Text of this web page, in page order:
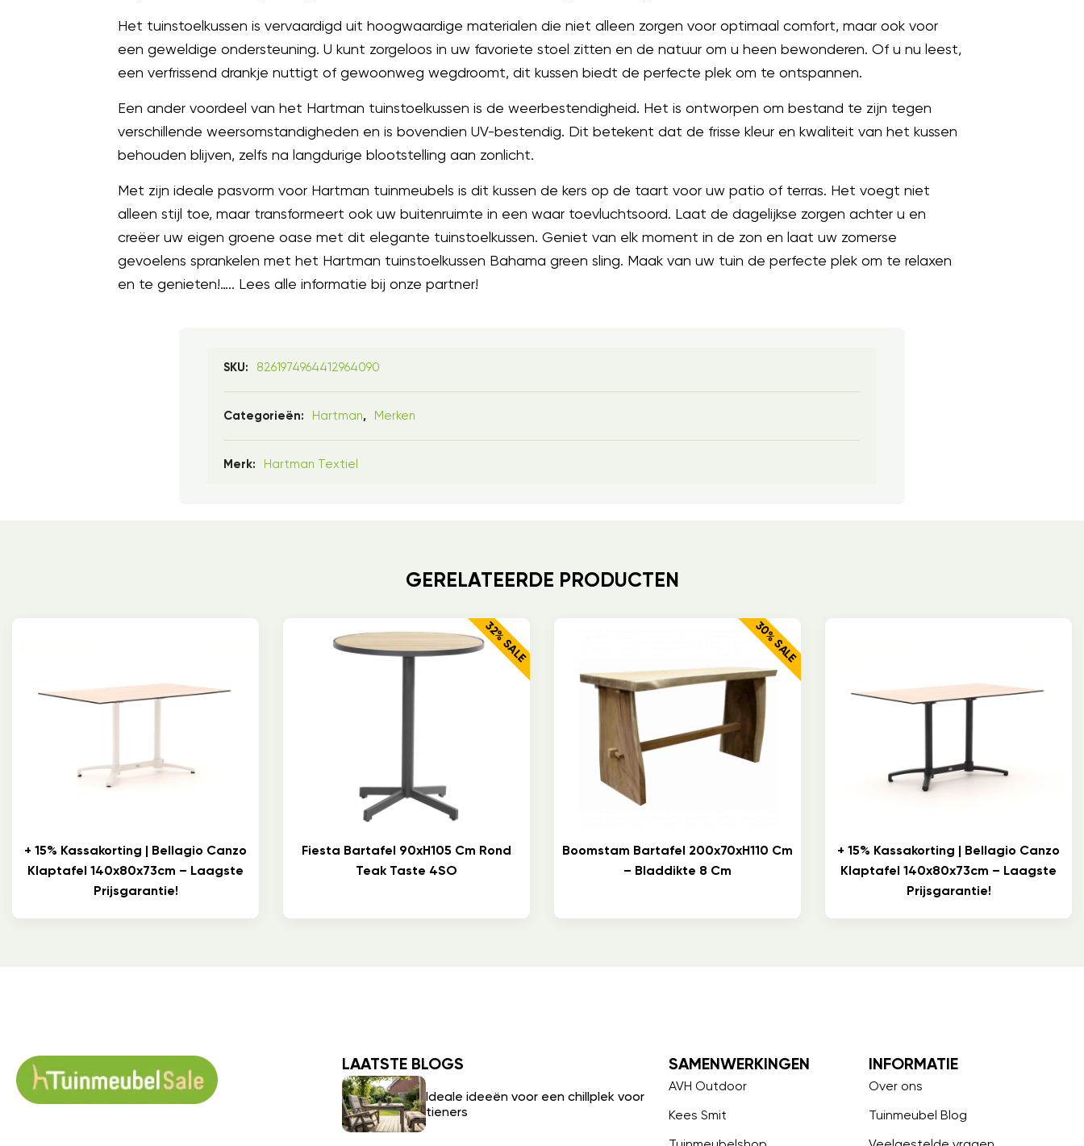
Het tuinstoelkussen is vervaardigd uit hoogwaardige materialen die niet alleen zorgen voor optimaal comfort, maar ook voor
een geweldige ondersteuning. U kunt zorgeloos in uw favoriete stoel zitten en de natuur om u heen bewonderen. Of u nu leest,
een verfrissend drankje nuttigt of gewoonweg wegdroomt, dit kussen biedt de perfecte plek om te ontspannen.
Een ander voordeel van het Hartman tuinstoelkussen is de weerbestendigheid. Het is ontworpen om bestand te zijn tegen
verschillende weersomstandigheden en is bovendien UV-bestendig. Dit betekent dat de frisse kleur en kwaliteit van het kussen
behouden blijven, zelfs na langdurige blootstelling aan zonlicht.
Met zijn ideale pasvorm voor Hartman tuinmeubels is dit kussen de kers op de taart voor uw patio of terras. Het voegt niet
alleen stijl toe, maar transformeert ook uw buitenruimte in een waar toevluchtsoord. Laat de dagelijkse zorgen achter u en
creëer uw eigen groene oase met dit elegante tuinstoelkussen. Geniet van elk moment in de zon en laat uw zomerse
gevoelens sprankelen met het Hartman tuinstoelkussen Bahama green sling. Maak van uw tuin de perfecte plek om te relaxen
en te genieten!….. Lees alle informatie bij onze partner!
SKU: 8261974964412964090
Categorieën: Hartman, Merken
Merk: Hartman Textiel
GERELATEERDE PRODUCTEN
+ 15% Kassakorting | Bellagio Canzo
Klaptafel 140x80x73cm – Laagste
Prijsgarantie!
32% SALE
Fiesta Bartafel 90xH105 Cm Rond
Teak Taste 4SO
30% SALE
Boomstam Bartafel 200x70xH110 Cm
– Bladdikte 8 Cm
+ 15% Kassakorting | Bellagio Canzo
Klaptafel 140x80x73cm – Laagste
Prijsgarantie!
LAATSTE BLOGS
Ideale ideeën voor een chillplek voor
tieners
SAMENWERKINGEN
AVH Outdoor
Kees Smit
INFORMATIE
Over ons
Tuinmeubel Blog